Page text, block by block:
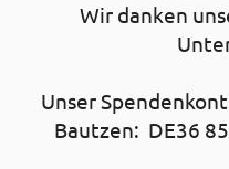
Wir danken
Unser
Bautzen: DE36